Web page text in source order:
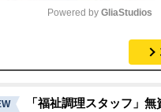
t
Powered by GliaStudios
「福祉調理スタッフ」無